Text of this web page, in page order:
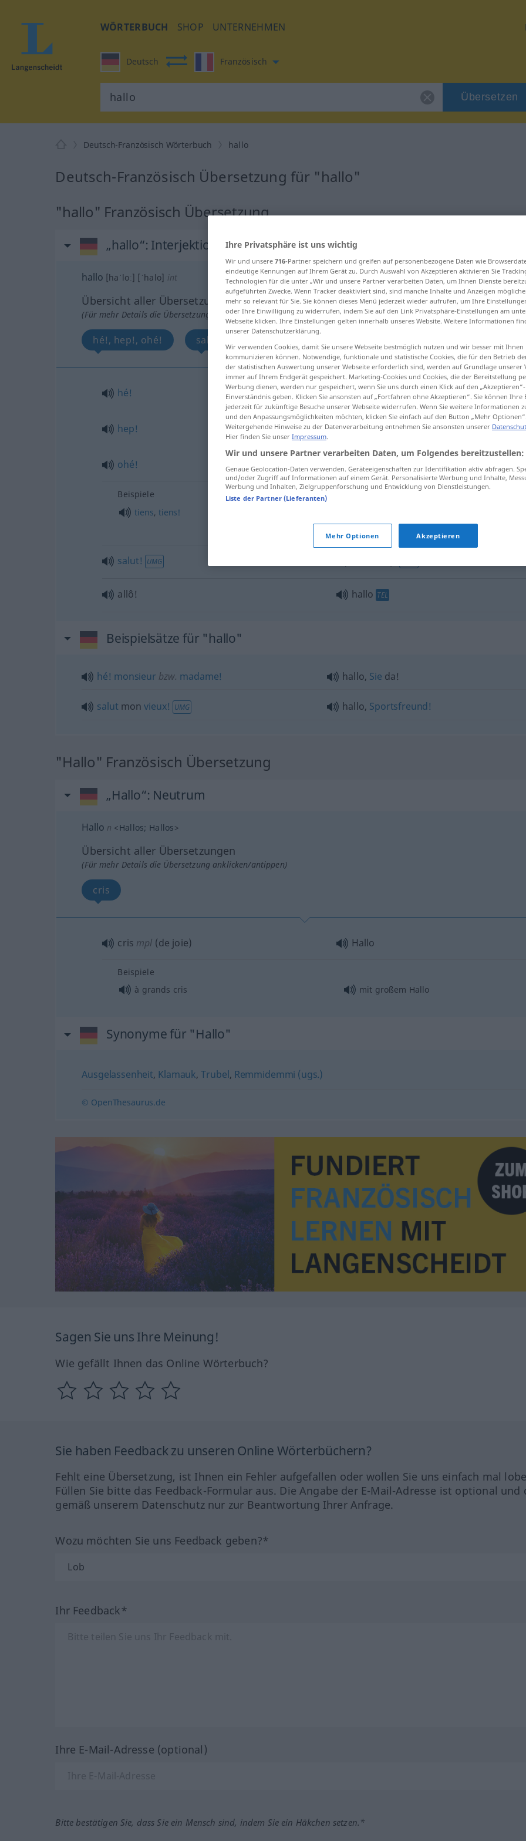
WÖRTERBUCH SHOP UNTERNEHMEN
Deutsch Französisch
Übersetzen
Deutsch-Französisch Wörterbuch hallo
Deutsch-Französisch Übersetzung für "hallo"
"hallo" Französisch Übersetzung
„hallo“: Interjektion, Ausruf
hallo [haˈloː] [ˈhalo] int
Übersicht aller Übersetzungen
(Für mehr Details die Übersetzung anklicken/antippen)
hé!, hep!, ohé! salut!
hé! hallo Zuruf
hep! hallo
ohé! hallo aus der Ferne
Beispiele
tiens, tiens!
Überraschung
salut! UMG
allô! hallo TEL
Beispielsätze für "hallo"
hé! monsieur bzw. madame! hallo, Sie da!
salut monvieux! UMG hallo, Sportsfreund!
"Hallo" Französisch Übersetzung
„Hallo“: Neutrum
Hallo n <Hallos; Hallos>
Übersicht aller Übersetzungen
(Für mehr Details die Übersetzung anklicken/antippen)
cris
cris mpl (de joie) Hallo
Beispiele
à grands cris
mit großem Hallo
Synonyme für "Hallo"
Ausgelassenheit, Klamauk,Trubel, Remmidemmi (ugs.)
© OpenThesaurus.de
Sagen Sie uns Ihre Meinung!
Wie gefällt Ihnen das Online Wörterbuch?
Sie haben Feedback zu unseren Online Wörterbüchern?
Fehlt eine Übersetzung, ist Ihnen ein Fehler aufgefallen oder wollen Sie uns einfach mal
Füllen Sie bitte das Feedback-Formular aus. Die Angabe der E-Mail-Adresse ist optional und
gemäß unserem Datenschutz nur zur Beantwortung Ihrer Anfrage.
Wozu möchten Sie uns Feedback geben?*
Ihr Feedback*
Ihre E-Mail-Adresse (optional)
Bitte bestätigen Sie, dass Sie ein Mensch sind, indem Sie ein Häkchen setzen.*
Ihre Privatsphäre ist uns wichtig
Wir und unsere 716-Partner speichern und greifen auf personenbezogene Daten wie
eindeutige Kennungen auf Ihrem Gerät zu. Durch Auswahl von Akzeptieren aktivieren Sie
Technologien für die unter „Wir und unsere Partner verarbeiten Daten, um Ihnen Dienste
aufgeführten Zwecke. Wenn Tracker deaktiviert sind, sind manche Inhalte und Anzeigen
mehr so relevant für Sie. Sie können dieses Menü jederzeit wieder aufrufen, um Ihre
oder Ihre Einwilligung zu widerrufen, indem Sie auf den Link Privatsphäre-Einstellungen am
Webseite klicken. Ihre Einstellungen gelten innerhalb unseres Website. Weitere Informationen
unserer Datenschutzerklärung.
Wir verwenden Cookies, damit Sie unsere Webseite bestmöglich nutzen und wir besser mit Ihnen
kommunizieren können. Notwendige, funktionale und statistische Cookies, die für den Betrieb
der statistischen Auswertung unserer Webseite erforderlich sind, werden auf Grundlage unserer
immer auf Ihrem Endgerät gespeichert. Marketing-Cookies und Cookies, die der Bereitstellung
Werbung dienen, werden nur gespeichert, wenn Sie uns durch einen Klick auf den
Einverständnis geben. Klicken Sie ansonsten auf „Fortfahren ohne Akzeptieren“. Sie können Ihre
jederzeit für zukünftige Besuche unserer Webseite widerrufen. Wenn Sie weitere Informationen
und den Anpassungsmöglichkeiten möchten, klicken Sie einfach auf den Button „Mehr Optionen“.
Weitergehende Hinweise zu der Datenverarbeitung entnehmen Sie ansonsten unserer
Hier finden Sie unser Impressum.
Wir und unsere Partner verarbeiten Daten, um Folgendes bereitzustellen:
Genaue Geolocation-Daten verwenden. Geräteeigenschaften zur Identifikation aktiv abfragen.
und/oder Zugriff auf Informationen auf einem Gerät. Personalisierte Werbung und Inhalte,
Werbung und Inhalten, Zielgruppenforschung und Entwicklung von Dienstleistungen.
Liste der Partner (Lieferanten)
Mehr Optionen Akzeptieren